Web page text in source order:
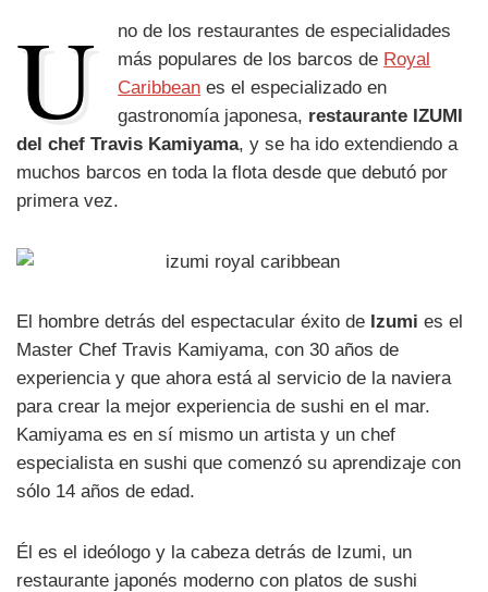
U
no de los restaurantes de especialidades
más populares de los barcos de Royal
Caribbean es el especializado en
gastronomía japonesa, restaurante IZUMI
del chef Travis Kamiyama, y se ha ido extendiendo a
muchos barcos en toda la flota desde que debutó por
primera vez.
El hombre detrás del espectacular éxito de Izumi es el
Master Chef Travis Kamiyama, con 30 años de
experiencia y que ahora está al servicio de la naviera
para crear la mejor experiencia de sushi en el mar.
Kamiyama es en sí mismo un artista y un chef
especialista en sushi que comenzó su aprendizaje con
sólo 14 años de edad.
Él es el ideólogo y la cabeza detrás de Izumi, un
restaurante japonés moderno con platos de sushi